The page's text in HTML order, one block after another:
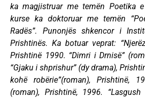
ka magjistruar me temën Poetika
kurse ka doktoruar me temën
Radës”. Punonjës shkencor i
Prishtinës. Ka botuar veprat:
Prishtinë 1990. “Dimri i Drnisë”
“Gjaku i shprishur” (dy drama),
kohë robërie”(roman), Prishtinë,
(roman), Prishtinë, 1996.